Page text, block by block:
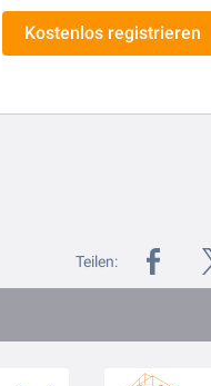
Kostenlos registrieren
Teilen: